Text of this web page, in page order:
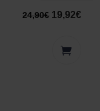
24,90€ 19,92€